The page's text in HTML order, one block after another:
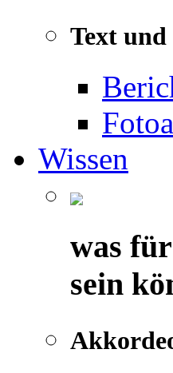
Text
Wissen
was
sein